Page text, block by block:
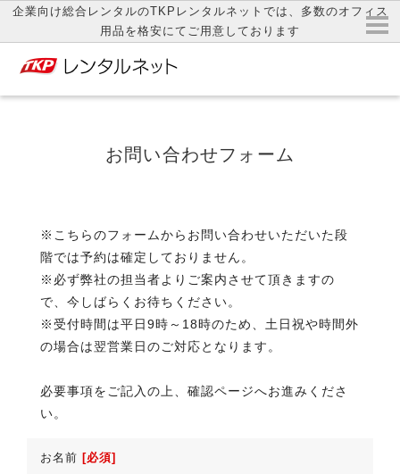
企業向け総合レンタルのTKPレンタルネットでは、多数のオフィス
用品を格安にてご用意しております
お問い合わせフォーム
※こちらのフォームからお問い合わせいただいた段
階では予約は確定しておりません。
※必ず弊社の担当者よりご案内させて頂きますの
で、今しばらくお待ちください。
※受付時間は平日9時～18時のため、土日祝や時間外
の場合は翌営業日のご対応となります。
必要事項をご記入の上、確認ページへお進みくださ
い。
お名前 [必須]